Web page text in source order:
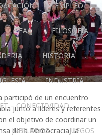
EMPLEO
FFAA FILOSOFÍA
HISTORIA
IGLESIA INDUSTRIA
– CONECTIVIDAD
JUBILADOS JUEGOS
participó de un encuentro
junto a líderes y referentes
el objetivo de coordinar un
de la Democracia, la